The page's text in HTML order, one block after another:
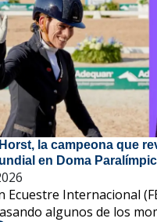
la campeona que
en Doma
Ecuestre Internacional
algunos de los